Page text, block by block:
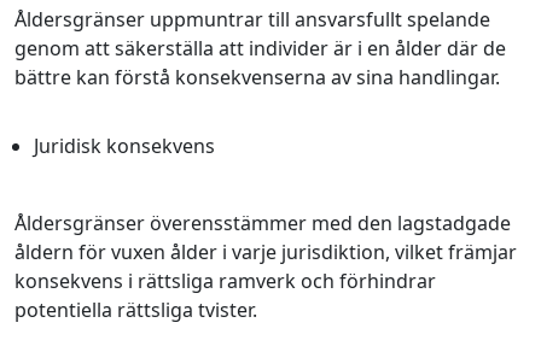
Åldersgränser uppmuntrar till ansvarsfullt spelande
genom att säkerställa att individer är i en ålder där de
bättre kan förstå konsekvenserna av sina handlingar.
Juridisk konsekvens
Åldersgränser överensstämmer med den lagstadgade
åldern för vuxen ålder i varje jurisdiktion, vilket främjar
konsekvens i rättsliga ramverk och förhindrar
potentiella rättsliga tvister.